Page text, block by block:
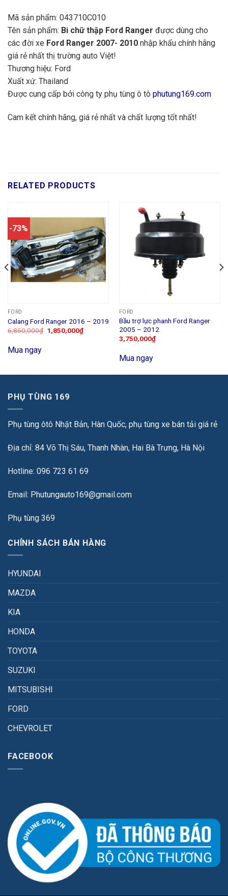
Mã sản phẩm: 043710C010
Tên sản phẩm: Bi chữ thập Ford Ranger được dùng cho
các đời xe Ford Ranger 2007- 2010 nhập khẩu chính hãng
giá rẻ nhất thị trường auto Việt!
Thương hiệu: Ford
Xuất xứ: Thailand
Được cung cấp bởi công ty phụ tùng ô tô phutung169.com
Cam kết chính hãng, giá rẻ nhất và chất lượng tốt nhất!
RELATED PRODUCTS
-73%
FORD
Calang Ford Ranger 2016 – 2019
6,850,000₫ 1,850,000₫
Mua ngay
FORD
Bầu trợ lực phanh Ford Ranger
2005 – 2012
3,750,000₫
Mua ngay
PHỤ TÙNG 169
Phụ tùng ôtô Nhật Bản, Hàn Quốc, phụ tùng xe bán tải giá rẻ
Địa chỉ: 84 Võ Thị Sáu, Thanh Nhàn, Hai Bà Trưng, Hà Nội
Hotline: 096 723 61 69
Email: Phutungauto169@gmail.com
Phụ tùng 369
CHÍNH SÁCH BÁN HÀNG
HYUNDAI
MAZDA
KIA
HONDA
TOYOTA
SUZUKI
MITSUBISHI
FORD
CHEVROLET
FACEBOOK